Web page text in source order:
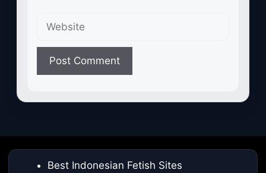
Best Indonesian Fetish Sites